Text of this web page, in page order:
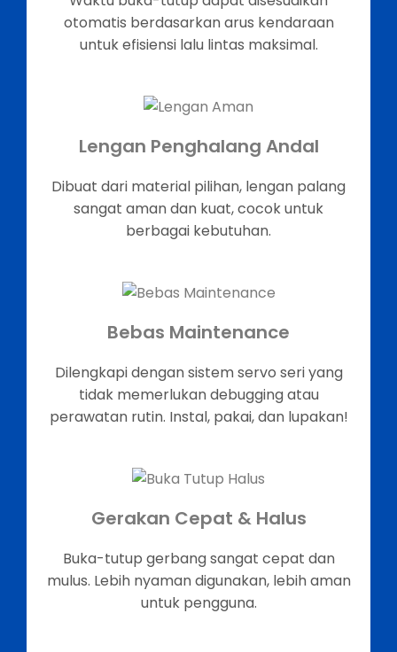
otomatis berdasarkan arus kendaraan
untuk efisiensi lalu lintas maksimal.
Lengan Penghalang Andal
Dibuat dari material pilihan, lengan palang
sangat aman dan kuat, cocok untuk
berbagai kebutuhan.
Bebas Maintenance
Dilengkapi dengan sistem servo seri yang
tidak memerlukan debugging atau
perawatan rutin. Instal, pakai, dan lupakan!
Gerakan Cepat & Halus
Buka-tutup gerbang sangat cepat dan
mulus. Lebih nyaman digunakan, lebih aman
untuk pengguna.